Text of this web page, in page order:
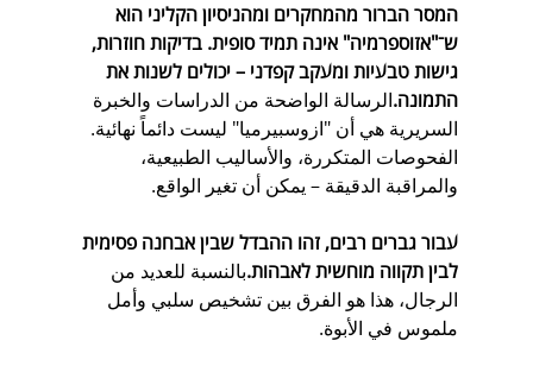
המסר הברור מהמחקרים ומהניסיון הקליני הוא
ש־"אזוספרמיה" אינה תמיד סופית. בדיקות חוזרות,
גישות טבעיות ומעקב קפדני – יכולים לשנות את
התמונה.الرسالة الواضحة من الدراسات والخبرة
السريرية هي أن "ازوسبيرميا" ليست دائماً نهائية.
الفحوصات المتكررة، والأساليب الطبيعية،
والمراقبة الدقيقة – يمكن أن تغير الواقع.
עבור גברים רבים, זהו ההבדל שבין אבחנה פסימית
לבין תקווה מוחשית לאבהות.بالنسبة للعديد من
الرجال، هذا هو الفرق بين تشخيص سلبي وأمل
ملموس في الأبوة.